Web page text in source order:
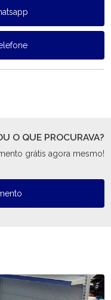
O QUE PROCURAVA?
grátis agora mesmo!